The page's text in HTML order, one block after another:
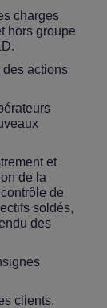
charges
hors groupe
des actions
et
de la
de
soldés,
des
clients.